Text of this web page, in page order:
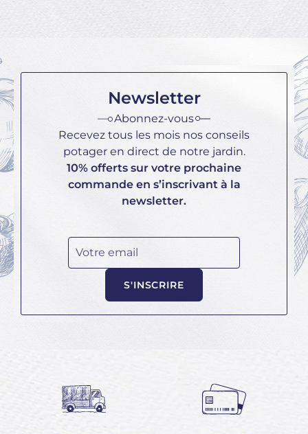
Newsletter
Abonnez-vous
Recevez tous les mois nos conseils
potager en direct de notre jardin.
10% offerts sur votre prochaine
commande en s’inscrivant à la
newsletter.
S'INSCRIRE